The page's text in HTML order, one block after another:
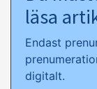
läsa
Endast
digitalt.